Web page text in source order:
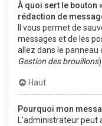
À quoi sert le bouton
rédaction de
Il vous permet de
messages et de les
allez dans le panneau
Gestion des brouillons).
Haut
Pourquoi mon
L’administrateur peut